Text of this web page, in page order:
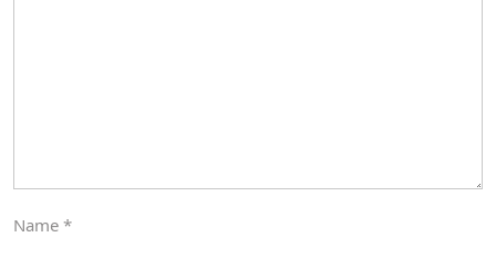
Name *